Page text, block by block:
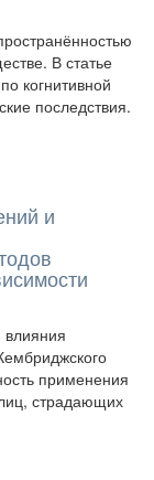
В статье
когнитивной
последствия.
и
влияния
применения
страдающих